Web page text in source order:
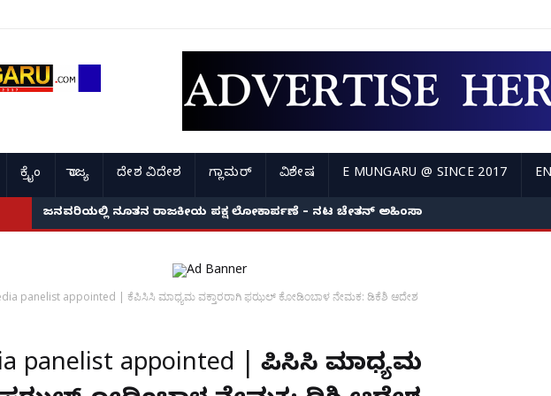
ಕ್ರೈಂ ರಾಜ್ಯ ದೇಶ ವಿದೇಶ ಗ್ಲಾಮರ್ ವಿಶೇಷ E MUNGARU @ SINCE 2017
ಜನವರಿಯಲ್ಲಿ ನೂತನ ರಾಜಕೀಯ ಪಕ್ಷ ಲೋಕಾರ್ಪಣೆ – ನಟ ಚೇತನ್ ಅಹಿಂಸಾ
panelist appointed | ಕೆಪಿಸಿಸಿ ಮಾಧ್ಯಮ ವಕ್ತಾರರಾಗಿ ಫಝಲ್ ಕೋಡಿಂಬಾಳ ನೇಮಕ: ಡಿಕೆಶಿ ಆದೇಶ
panelist appointed | ಕೆಪಿಸಿಸಿ ಮಾಧ್ಯಮ